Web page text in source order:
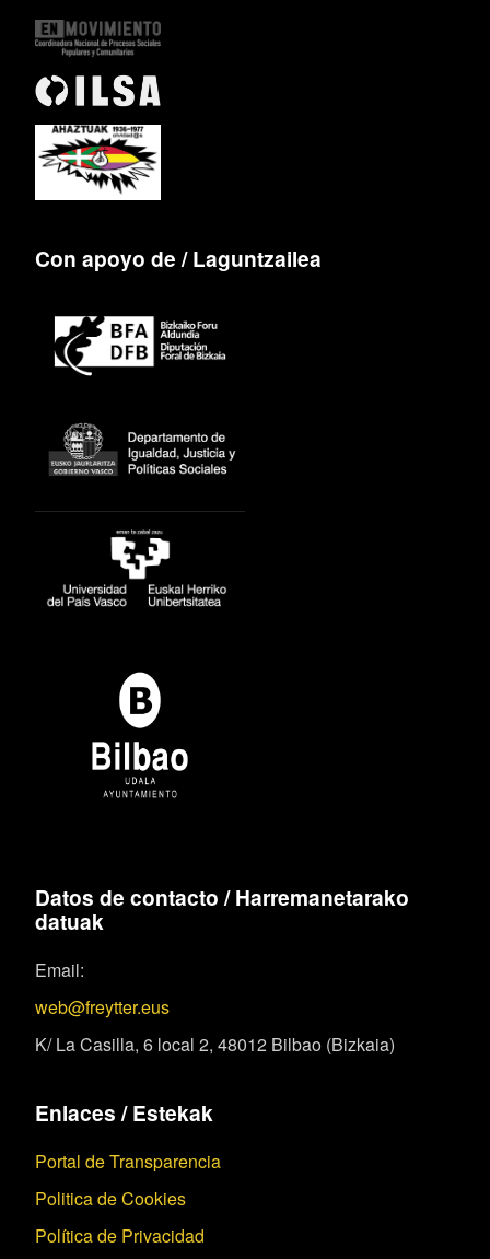
Con apoyo de / Laguntzailea
Datos de contacto / Harremanetarako
datuak
Email:
web@freytter.eus
K/ La Casilla, 6 local 2, 48012 Bilbao (Bizkaia)
Enlaces / Estekak
Portal de Transparencia
Politica de Cookies
Política de Privacidad